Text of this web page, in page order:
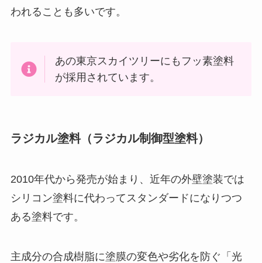
われることも多いです。
あの東京スカイツリーにもフッ素塗料
が採用されています。
ラジカル塗料（ラジカル制御型塗料）
2010年代から発売が始まり、近年の外壁塗装では
シリコン塗料に代わってスタンダードになりつつ
ある塗料です。
主成分の合成樹脂に塗膜の変色や劣化を防ぐ「光